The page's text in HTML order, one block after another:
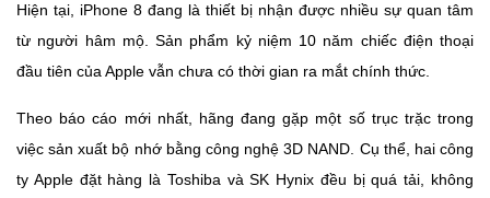
Hiện tại, iPhone 8 đang là thiết bị nhận được nhiều sự quan tâm
từ người hâm mộ. Sản phẩm kỷ niệm 10 năm chiếc điện thoại
đầu tiên của Apple vẫn chưa có thời gian ra mắt chính thức.
Theo báo cáo mới nhất, hãng đang gặp một số trục trặc trong
việc sản xuất bộ nhớ bằng công nghệ 3D NAND. Cụ thể, hai công
ty Apple đặt hàng là Toshiba và SK Hynix đều bị quá tải, không